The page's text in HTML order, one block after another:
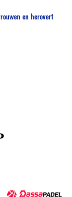
en herovert